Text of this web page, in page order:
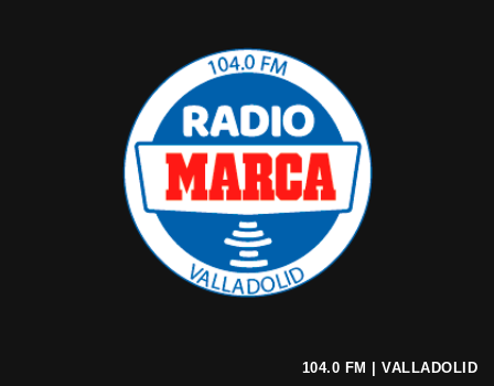
104.0 FM | VALLADOLID